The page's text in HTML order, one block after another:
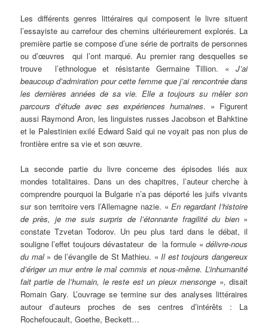
Les différents genres littéraires qui composent le livre situent
l’essayiste au carrefour des chemins ultérieurement explorés. La
première partie se compose d’une série de portraits de personnes
ou d’œuvres qui l’ont marqué. Au premier rang desquelles se
trouve l’ethnologue et résistante Germaine Tillion. « J’ai
beaucoup d’admiration pour cette femme que j’ai rencontrée dans
les dernières années de sa vie. Elle a toujours su mêler son
parcours d’étude avec ses expériences humaines. » Figurent
aussi Raymond Aron, les linguistes russes Jacobson et Bahktine
et le Palestinien exilé Edward Said qui ne voyait pas non plus de
frontière entre sa vie et son œuvre.
La seconde partie du livre concerne des épisodes liés aux
mondes totalitaires. Dans un des chapitres, l’auteur cherche à
comprendre pourquoi la Bulgarie n’a pas déporté les juifs vivants
sur son territoire vers l’Allemagne nazie. «En regardant l’histoire
de près, je me suis surpris de l’étonnante fragilité du bien»
constate Tzvetan Todorov. Un peu plus tard dans le débat, il
souligne l’effet toujours dévastateur de la formule « délivre-nous
du mal» de l’évangile de St Mathieu. «Il est toujours dangereux
d’ériger un mur entre le mal commis et nous-même. L’inhumanité
fait partie de l’humain, le reste est un pieux mensonge », disait
Romain Gary. L’ouvrage se termine sur des analyses littéraires
autour d’auteurs proches de ses centres d’intérêts : La
Rochefoucault, Goethe, Beckett…